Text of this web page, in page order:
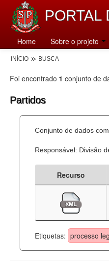
PORTAL
Home Sobre o projeto
INÍCIO BUSCA
Foi encontrado 1 conjunto de
Partidos
Conjunto de dados
Responsável: Divisão
Recurso
Etiquetas: processo